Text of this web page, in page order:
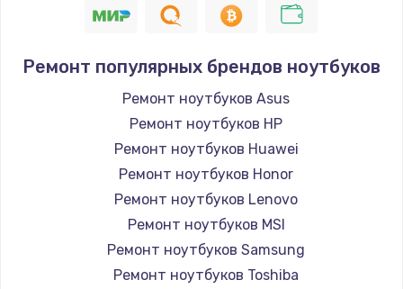
Ремонт популярных брендов ноутбуков
Ремонт ноутбуков Asus
Ремонт ноутбуков HP
Ремонт ноутбуков Huawei
Ремонт ноутбуков Honor
Ремонт ноутбуков Lenovo
Ремонт ноутбуков MSI
Ремонт ноутбуков Samsung
Ремонт ноутбуков Toshiba